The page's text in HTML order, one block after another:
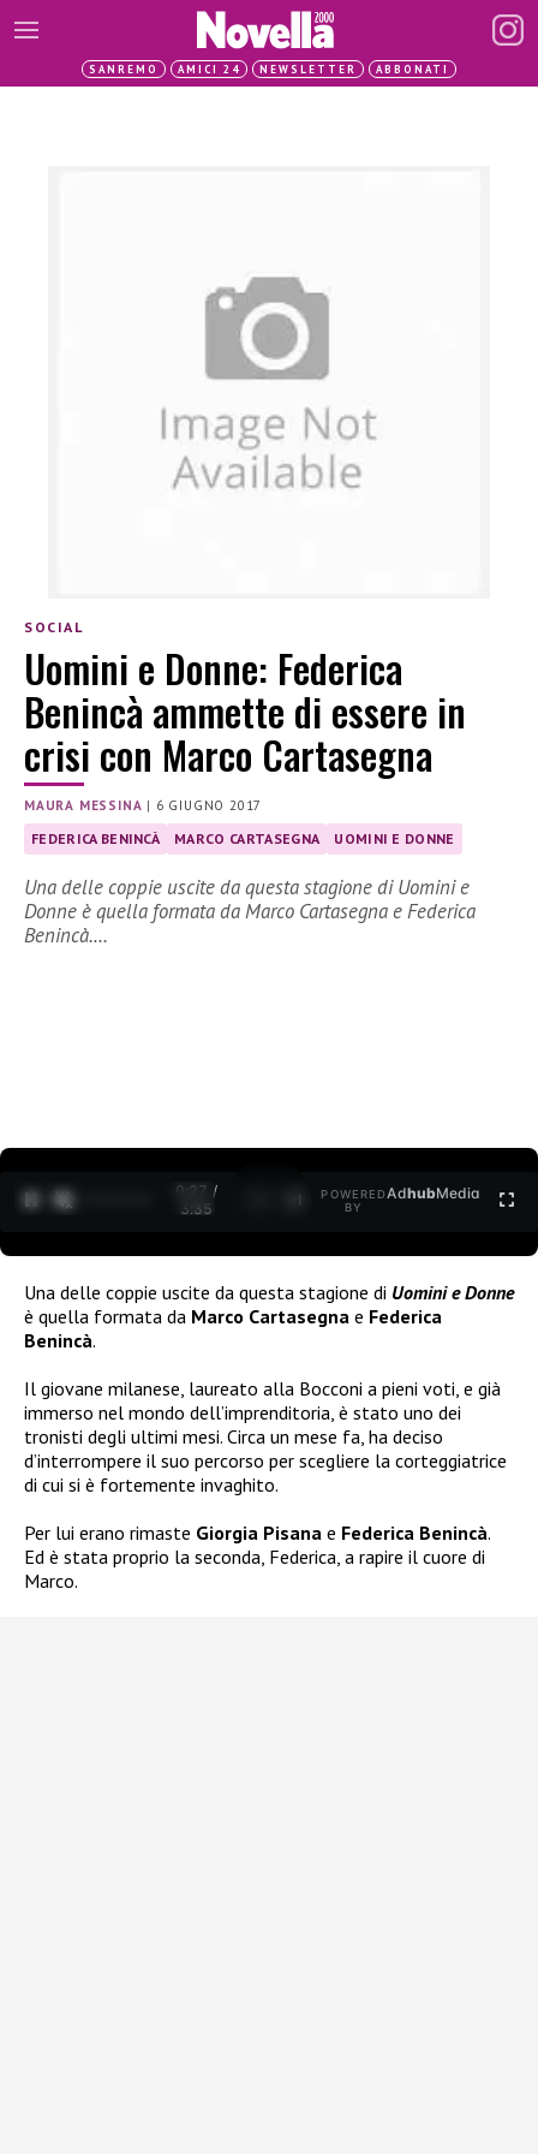
SANREMO AMICI 24 NEWSLETTER ABBONATI
SOCIAL
Uomini e Donne: Federica
Benincà ammette di essere in
crisi con Marco Cartasegna
MAURA MESSINA | 6 GIUGNO 2017
FEDERICA BENINCÀ MARCO CARTASEGNA UOMINI E DONNE
Una delle coppie uscite da questa stagione di Uomini e
Donne è quella formata da Marco Cartasegna e Federica
Benincà.…
0:27 /
3:35
POWERED
BY
AdhubMedia
Una delle coppie uscite da questa stagione di Uomini e Donne
è quella formata da Marco Cartasegna e Federica
Benincà.
Il giovane milanese, laureato alla Bocconi a pieni voti, e già
immerso nel mondo dell’imprenditoria, è stato uno dei
tronisti degli ultimi mesi. Circa un mese fa, ha deciso
d’interrompere il suo percorso per scegliere la corteggiatrice
di cui si è fortemente invaghito.
Per lui erano rimaste Giorgia Pisana e Federica Benincà.
Ed è stata proprio la seconda, Federica, a rapire il cuore di
Marco.